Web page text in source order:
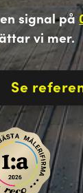
signal på
vi mer.
Se